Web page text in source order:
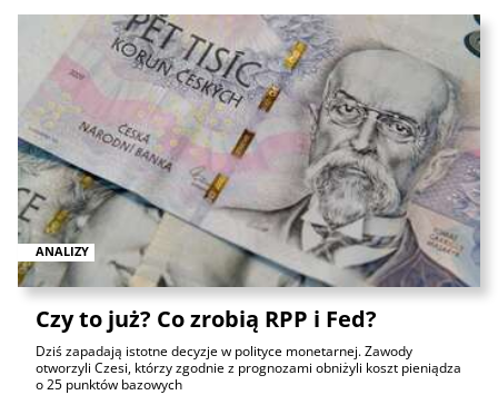
ANALIZY
Czy to już? Co zrobią RPP i Fed?
Dziś zapadają istotne decyzje w polityce monetarnej. Zawody
otworzyli Czesi, którzy zgodnie z prognozami obniżyli koszt pieniądza
o 25 punktów bazowych